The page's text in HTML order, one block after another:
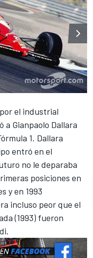
el industrial
a Gianpaolo Dallara
1. Dallara
entró en el
no le deparaba
posiciones en
y en 1993
incluso peor que el
(1993) fueron